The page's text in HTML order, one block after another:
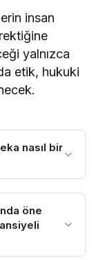
insan
yalnızca
etik, hukuki
nasıl bir
öne